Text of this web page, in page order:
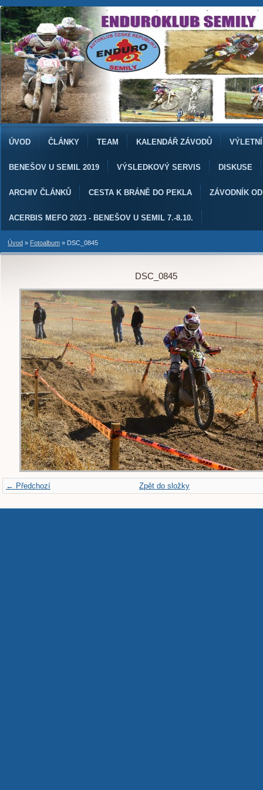
ÚVOD ČLÁNKY TEAM KALENDÁŘ ZÁVODŮ
BENEŠOV U SEMIL 2019 VÝSLEDKOVÝ SERVIS DISKUSE
ARCHIV ČLÁNKŮ CESTA K BRÁNĚ DO PEKLA ZÁVODNÍK
ACERBIS MEFO 2023 - BENEŠOV U SEMIL 7.-8.10.
Úvod » Fotoalbum » DSC_0845
DSC_0845
← Předchozí Zpět do složky